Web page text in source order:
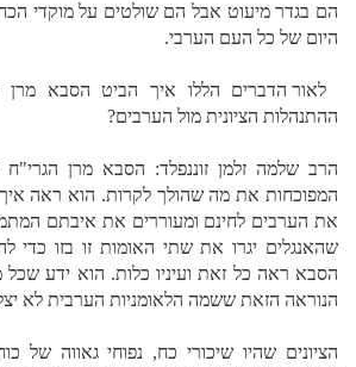
הם בגדר מיעוט אבל הם שולטים על מוקדי
היום של כל העם הערבי.
לאור הדברים הללו איך הביט הסבא מרן
ההתנהלות הציונית מול הערבים?
הרב שלמה זלמן זוננפלד: הסבא מרן הגרי"ח
המפוכחות את מה שהולך לקרות. הוא ראה איך
את הערבים לחינם ומעוררים את איבתם
שהאנגלים יגרו את שתי האומות זו בזו כדי
הסבא ראה כל זאת ועיניו כלות. הוא ידע
הנוראה הזאת ששמה הלאומניות הערבית לא
הציונים שהיו שיכורי כח, נפוחי גאווה של